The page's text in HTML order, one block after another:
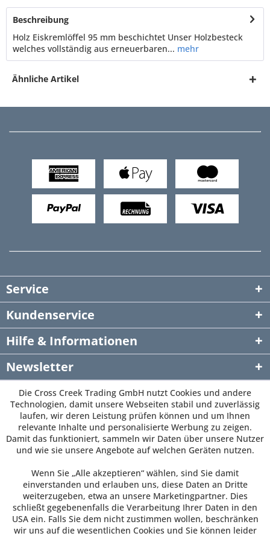
Beschreibung
Holz Eiskremlöffel 95 mm beschichtet Unser Holzbesteck
welches vollständig aus erneuerbaren... mehr
Ähnliche Artikel
Service
Kundenservice
Hilfe & Informationen
Newsletter
Die Cross Creek Trading GmbH nutzt Cookies und andere
Technologien, damit unsere Webseiten stabil und zuverlässig
laufen, wir deren Leistung prüfen können und um Ihnen
relevante Inhalte und personalisierte Werbung zu zeigen.
Damit das funktioniert, sammeln wir Daten über unsere Nutzer
und wie sie unsere Angebote auf welchen Geräten nutzen.
Wenn Sie „Alle akzeptieren“ wählen, sind Sie damit
einverstanden und erlauben uns, diese Daten an Dritte
weiterzugeben, etwa an unsere Marketingpartner. Dies
schließt gegebenenfalls die Verarbeitung Ihrer Daten in den
USA ein. Falls Sie dem nicht zustimmen wollen, beschränken
wir uns auf die wesentlichen Cookies und Sie können leider